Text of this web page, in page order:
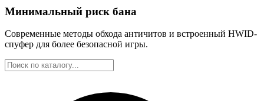
Минимальный риск бана
Современные методы обхода античитов и встроенный HWID-
спуфер для более безопасной игры.